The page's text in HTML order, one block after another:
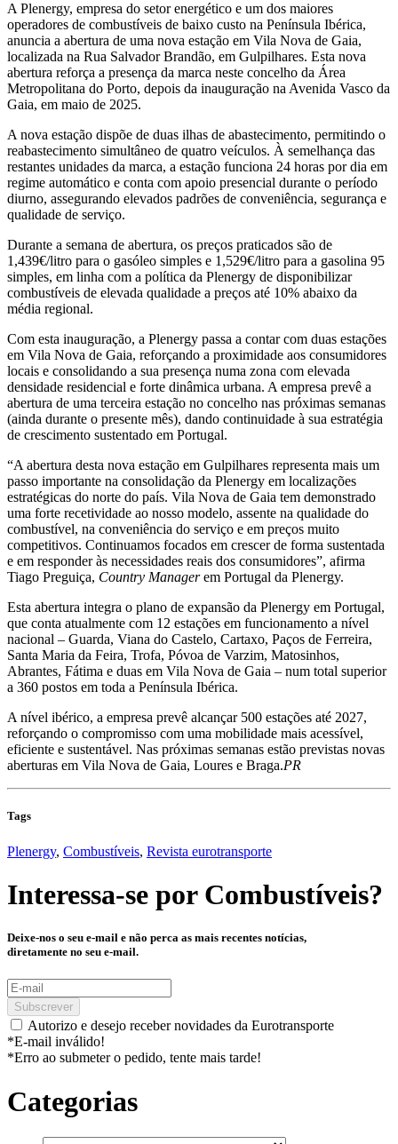
A Plenergy, empresa do setor energético e um dos maiores
operadores de combustíveis de baixo custo na Península Ibérica,
anuncia a abertura de uma nova estação em Vila Nova de Gaia,
localizada na Rua Salvador Brandão, em Gulpilhares. Esta nova
abertura reforça a presença da marca neste concelho da Área
Metropolitana do Porto, depois da inauguração na Avenida Vasco da
Gaia, em maio de 2025.
A nova estação dispõe de duas ilhas de abastecimento, permitindo o
reabastecimento simultâneo de quatro veículos. À semelhança das
restantes unidades da marca, a estação funciona 24 horas por dia em
regime automático e conta com apoio presencial durante o período
diurno, assegurando elevados padrões de conveniência, segurança e
qualidade de serviço.
Durante a semana de abertura, os preços praticados são de
1,439€/litro para o gasóleo simples e 1,529€/litro para a gasolina 95
simples, em linha com a política da Plenergy de disponibilizar
combustíveis de elevada qualidade a preços até 10% abaixo da
média regional.
Com esta inauguração, a Plenergy passa a contar com duas estações
em Vila Nova de Gaia, reforçando a proximidade aos consumidores
locais e consolidando a sua presença numa zona com elevada
densidade residencial e forte dinâmica urbana. A empresa prevê a
abertura de uma terceira estação no concelho nas próximas semanas
(ainda durante o presente mês), dando continuidade à sua estratégia
de crescimento sustentado em Portugal.
“A abertura desta nova estação em Gulpilhares representa mais um
passo importante na consolidação da Plenergy em localizações
estratégicas do norte do país. Vila Nova de Gaia tem demonstrado
uma forte recetividade ao nosso modelo, assente na qualidade do
combustível, na conveniência do serviço e em preços muito
competitivos. Continuamos focados em crescer de forma sustentada
e em responder às necessidades reais dos consumidores”, afirma
Tiago Preguiça, Country Managerem Portugal da Plenergy.
Esta abertura integra o plano de expansão da Plenergy em Portugal,
que conta atualmente com 12 estações em funcionamento a nível
nacional – Guarda, Viana do Castelo, Cartaxo, Paços de Ferreira,
Santa Maria da Feira, Trofa, Póvoa de Varzim, Matosinhos,
Abrantes, Fátima e duas em Vila Nova de Gaia – num total superior
a 360 postos em toda a Península Ibérica.
A nível ibérico, a empresa prevê alcançar 500 estações até 2027,
reforçando o compromisso com uma mobilidade mais acessível,
eficiente e sustentável. Nas próximas semanas estão previstas novas
aberturas em Vila Nova de Gaia, Loures e Braga.PR
Tags
Plenergy, Combustíveis, Revista eurotransporte
Interessa-se por Combustíveis?
Deixe-nos o seu e-mail e não perca as mais recentes notícias,
diretamente no seu e-mail.
Subscrever
Autorizo e desejo receber novidades da Eurotransporte
*E-mail inválido!
*Erro ao submeter o pedido, tente mais tarde!
Categorias